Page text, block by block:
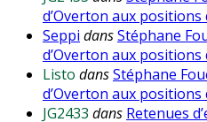
d’Overton aux positions
Seppi dansStéphane
d’Overton aux positions
Listo dansStéphane
d’Overton aux positions
JG2433 dans Retenues